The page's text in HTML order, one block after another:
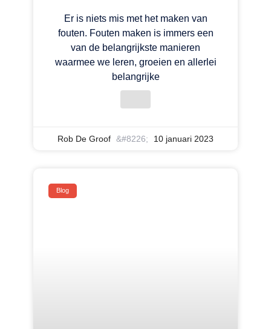
Er is niets mis met het maken van
fouten. Fouten maken is immers een
van de belangrijkste manieren
waarmee we leren, groeien en allerlei
belangrijke
Rob De Groof 10 januari 2023
Blog